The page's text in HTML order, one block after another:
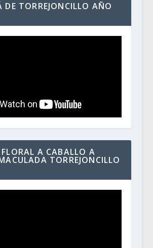
DE TORREJONCILLO AÑO
FLORAL A CABALLO A
TORREJONCILLO